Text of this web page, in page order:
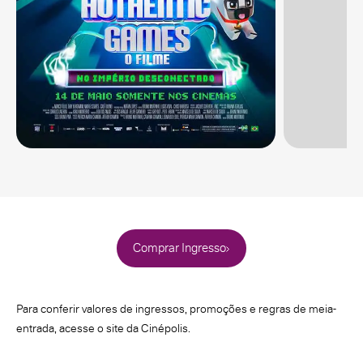
Comprar Ingresso
Para conferir valores de ingressos, promoções e regras de meia-
entrada, acesse o site da Cinépolis.